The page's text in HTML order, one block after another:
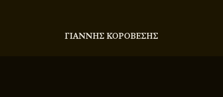
ΓΙΑΝΝΗΣ ΚΟΡΟΒΕΣΗΣ